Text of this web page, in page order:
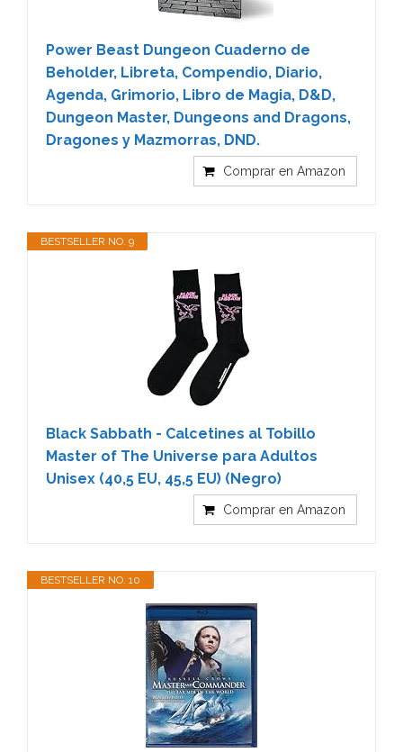
Power Beast Dungeon Cuaderno de
Beholder, Libreta, Compendio, Diario,
Agenda, Grimorio, Libro de Magia, D&D,
Dungeon Master, Dungeons and Dragons,
Dragones y Mazmorras, DND.
Comprar en Amazon
BESTSELLER NO. 9
Black Sabbath - Calcetines al Tobillo
Master of The Universe para Adultos
Unisex (40,5 EU, 45,5 EU) (Negro)
Comprar en Amazon
BESTSELLER NO. 10